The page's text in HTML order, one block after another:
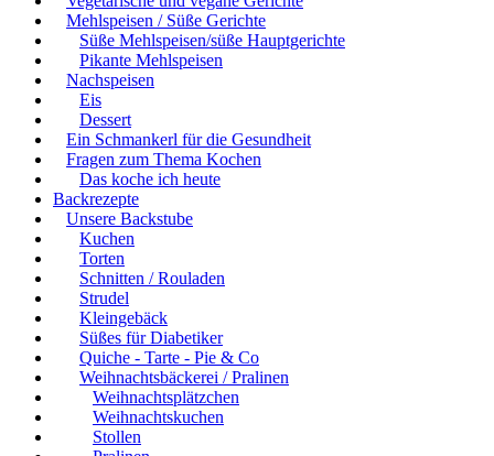
Mehlspeisen / Süße Gerichte
Süße Mehlspeisen/süße Hauptgerichte
Pikante Mehlspeisen
Nachspeisen
Eis
Dessert
Ein Schmankerl für die Gesundheit
Fragen zum Thema Kochen
Das koche ich heute
Backrezepte
Unsere Backstube
Kuchen
Torten
Schnitten / Rouladen
Strudel
Kleingebäck
Süßes für Diabetiker
Quiche - Tarte - Pie & Co
Weihnachtsbäckerei / Pralinen
Weihnachtsplätzchen
Weihnachtskuchen
Stollen